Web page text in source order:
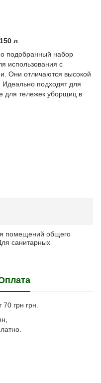
л
подобранный набор
использования с
Они отличаются высокой
подходят для
для тележек уборщиц в
помещений общего
санитарных
грн грн.